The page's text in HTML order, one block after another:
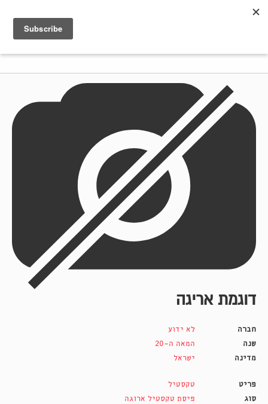
דוגמת אריגה
חברה
לא ידוע
שנה
המאה ה-20
מדינה
ישראל
פריט
טקסטיל
סוג
פיסת טקסטיל ארוגה